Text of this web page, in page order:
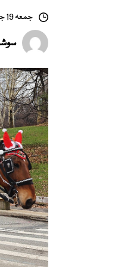
جمعہ 19 جون 2026